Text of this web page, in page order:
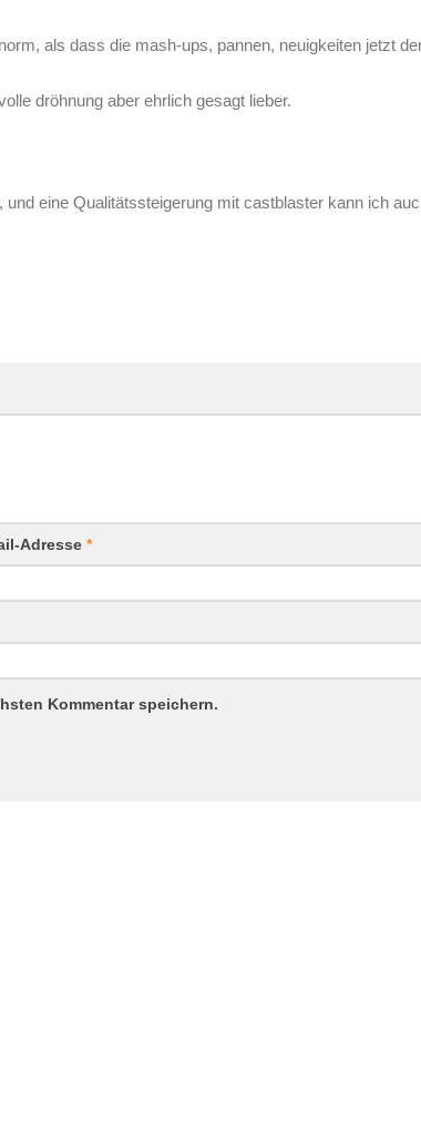
als dass die mash-ups, pannen, neuigkeiten jetzt
dröhnung aber ehrlich gesagt lieber.
eine Qualitätssteigerung mit castblaster kann ich
Adresse*
Kommentar speichern.